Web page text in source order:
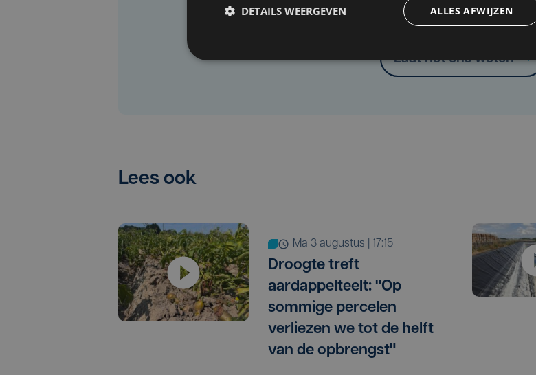
Heb je een taal- of schrijffout
Laat het ons weten
Lees ook
ma 3 augustus | 17:15
Droogte treft
aardappelteelt: "Op
sommige percelen
verliezen we tot de helft
van de opbrengst"
ALLES AFWIJZEN
DETAILS WEERGEVEN